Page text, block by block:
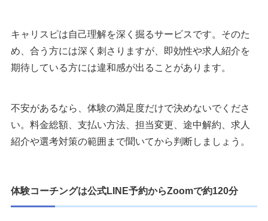
キャリスピは自己理解を深く掘るサービスです。そのた
め、合う方には深く刺さりますが、即効性や求人紹介を
期待している方には違和感が出ることがあります。
不安があるなら、体験の満足度だけで決めないでくださ
い。料金総額、支払い方法、担当変更、途中解約、求人
紹介や選考対策の範囲まで聞いてから判断しましょう。
体験コーチングは公式LINE予約からZoomで約120分